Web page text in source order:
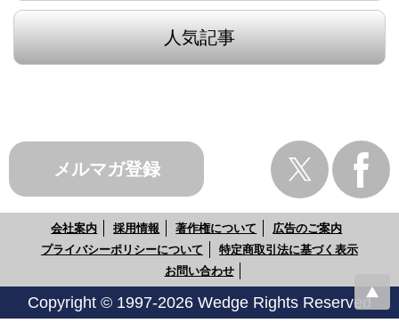
人気記事
メルマガ登録
会社案内 採用情報 著作権について
広告のご案内
プライバシーポリシーについて
特定商取引法に基づく表示
お問い合わせ
Copyright © 1997-2026 Wedge Rights Reserved